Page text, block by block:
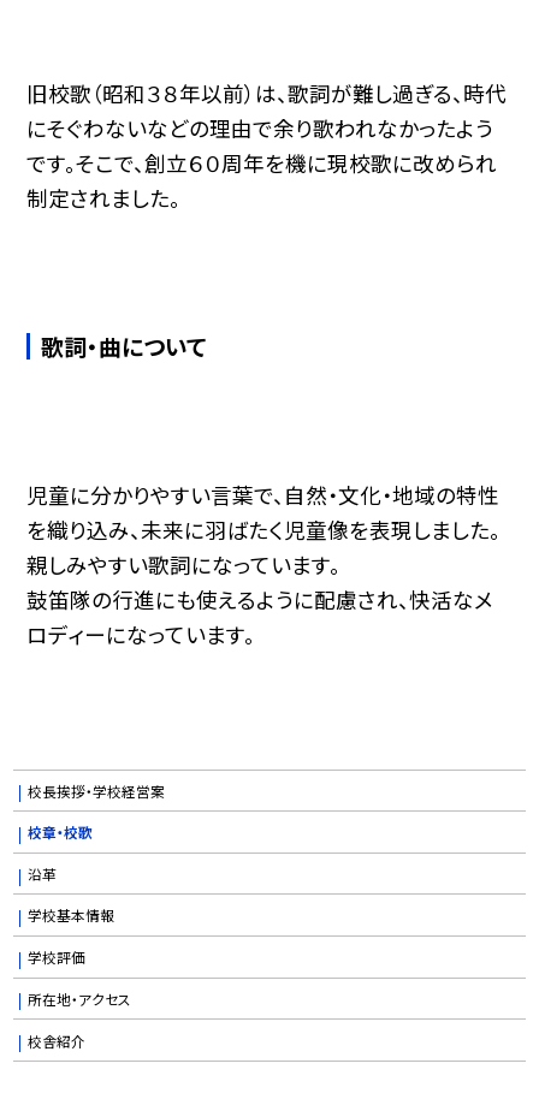
旧校歌（昭和３８年以前）は、歌詞が難し過ぎる、時代
にそぐわないなどの理由で余り歌われなかったよう
です。そこで、創立６０周年を機に現校歌に改められ
制定されました。
歌詞・曲について
児童に分かりやすい言葉で、自然・文化・地域の特性
を織り込み、未来に羽ばたく児童像を表現しました。
親しみやすい歌詞になっています。
鼓笛隊の行進にも使えるように配慮され、快活なメ
ロディーになっています。
校長挨拶・学校経営案
校章・校歌
沿革
学校基本情報
学校評価
所在地・アクセス
校舎紹介